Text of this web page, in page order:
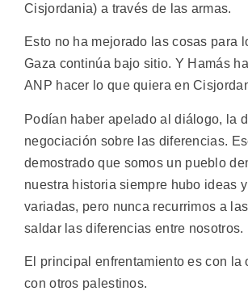
Cisjordania) a través de las armas.
Esto no ha mejorado las cosas para
Gaza continúa bajo sitio. Y Hamás
ANP hacer lo que quiera en
Podían haber apelado al diálogo, la
negociación sobre las diferencias.
demostrado que somos un pueblo
nuestra historia siempre hubo ideas
variadas, pero nunca recurrimos a
saldar las diferencias entre nosotros.
El principal enfrentamiento es con la
con otros palestinos.